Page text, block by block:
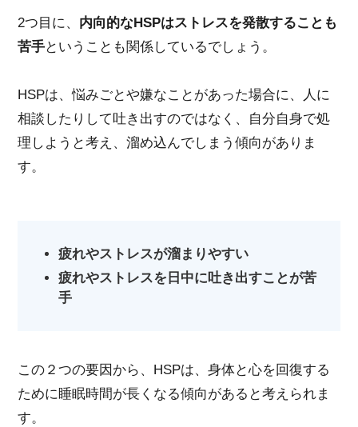
2つ目に、 内向的なHSPはストレスを発散することも
苦手ということも関係しているでしょう。
HSPは、悩みごとや嫌なことがあった場合に、人に
相談したりして吐き出すのではなく、自分自身で処
理しようと考え、溜め込んでしまう傾向がありま
す。
疲れやストレスが溜まりやすい
疲れやストレスを日中に吐き出すことが苦
手
この２つの要因から、HSPは、身体と心を回復する
ために睡眠時間が長くなる傾向があると考えられま
す。